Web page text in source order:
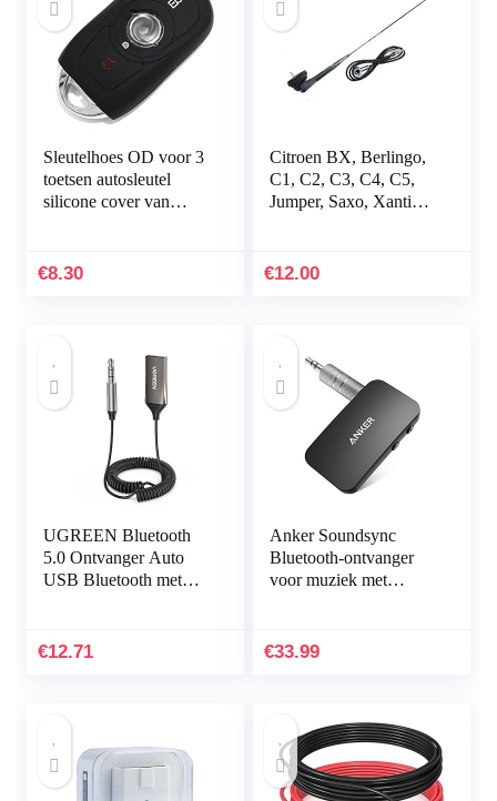
Sleutelhoes OD voor 3
toetsen autosleutel
silicone cover van
€8.30
Citroen BX, Berlingo,
C1, C2, C3, C4, C5,
Jumper, Saxo, Xantia,
€12.00
UGREEN Bluetooth
5.0 Ontvanger Auto
USB Bluetooth met
Ingebouwde
€12.71
Anker Soundsync
Bluetooth-ontvanger
voor muziek met
voor in de auto en
€33.99